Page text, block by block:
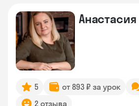
Анастасия
5 от 893 ₽ за урок
2 отзыва